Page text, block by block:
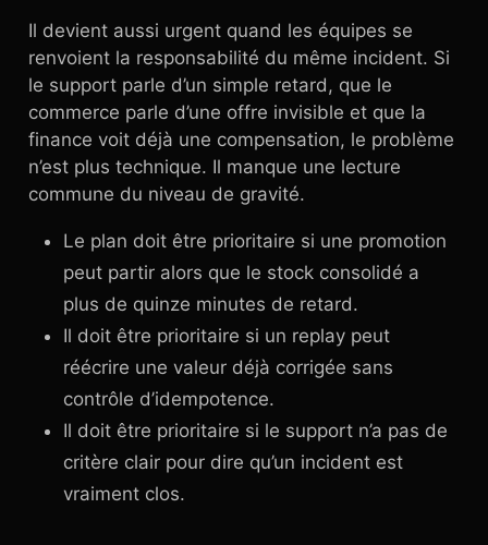
Il devient aussi urgent quand les équipes se
renvoient la responsabilité du même incident. Si
le support parle d’un simple retard, que le
commerce parle d’une offre invisible et que la
finance voit déjà une compensation, le problème
n’est plus technique. Il manque une lecture
commune du niveau de gravité.
Le plan doit être prioritaire si une promotion
peut partir alors que le stock consolidé a
plus de quinze minutes de retard.
Il doit être prioritaire si un replay peut
réécrire une valeur déjà corrigée sans
contrôle d’idempotence.
Il doit être prioritaire si le support n’a pas de
critère clair pour dire qu’un incident est
vraiment clos.